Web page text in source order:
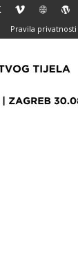
Pravila privatnosti